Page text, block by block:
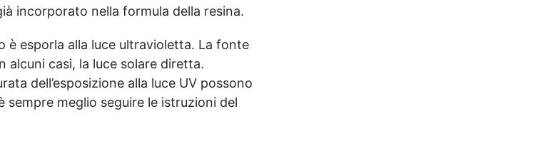
incorporato nella formula della resina.
è esporla alla luce ultravioletta. La fonte
alcuni casi, la luce solare diretta.
dell’esposizione alla luce UV possono
sempre meglio seguire le istruzioni del